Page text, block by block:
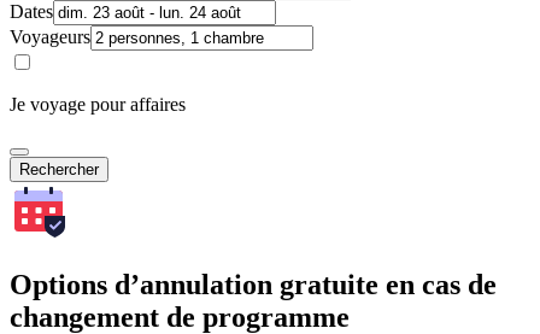
Dates
Voyageurs
Je voyage pour affaires
Rechercher
Options d’annulation gratuite en cas de
changement de programme